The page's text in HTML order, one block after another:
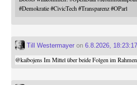
#Demokratie #CivicTech #Transparenz #OParl
Till Westermayeron 6.8.2026, 18:23:17
@kaibojensIm Mittel über beide Folgen im